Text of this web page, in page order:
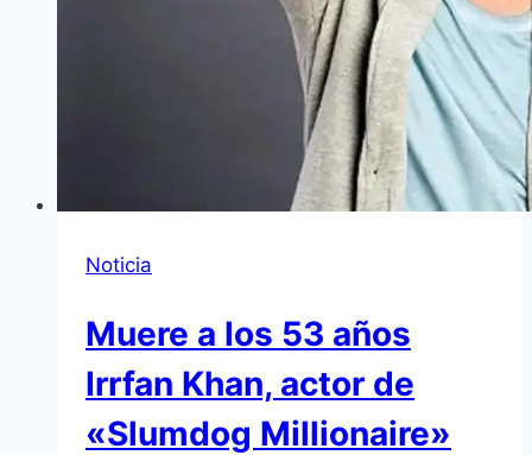
Noticia
Muere a los 53 años
Irrfan Khan, actor de
«Slumdog Millionaire»